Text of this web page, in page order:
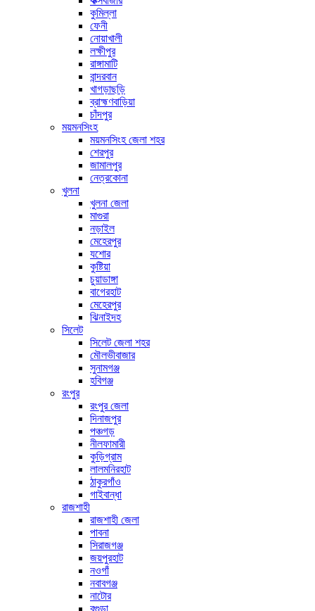
কুমিল্লা
ফেনী
নোয়াখালী
লক্ষীপুর
রাঙ্গামাটি
বান্দরবান
খাগড়াছড়ি
ব্রাহ্মণবাড়িয়া
চাঁদপুর
ময়মনসিংহ
ময়মনসিংহ জেলা শহর
শেরপুর
জামালপুর
নেত্রকোনা
খুলনা
খুলনা জেলা
মাগুরা
নড়াইল
মেহেরপুর
যশোর
কুষ্টিয়া
চুয়াডাঙ্গা
বাগেরহাট
মেহেরপুর
ঝিনাইদহ
সিলেট
সিলেট জেলা শহর
মৌলভীবাজার
সুনামগঞ্জ
হবিগঞ্জ
রংপুর
রংপুর জেলা
দিনাজপুর
পঞ্চগড়
নীলফামারী
কুড়িগ্রাম
লালমনিরহাট
ঠাকুরগাঁও
গাইবান্ধা
রাজশাহী
রাজশাহী জেলা
পাবনা
সিরাজগঞ্জ
জয়পুরহাট
নওগাঁ
নবাবগঞ্জ
নাটোর
বগুড়া